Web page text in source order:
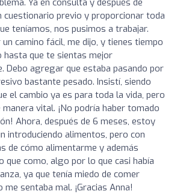
cuestionario previo y proporcionar toda
teníamos, nos pusimos a trabajar.
camino fácil, me dijo, y tienes tiempo
hasta que te sientas mejor
Debo agregar que estaba pasando por
bastante pesado. Insistí, siendo
el cambio ya es para toda la vida, pero
vital. ¡No podría haber tomado
Ahora, después de 6 meses, estoy
introduciendo alimentos, pero con
de cómo alimentarme y además
que como, algo por lo que casi había
ya que tenía miedo de comer
sentaba mal. ¡Gracias Anna!